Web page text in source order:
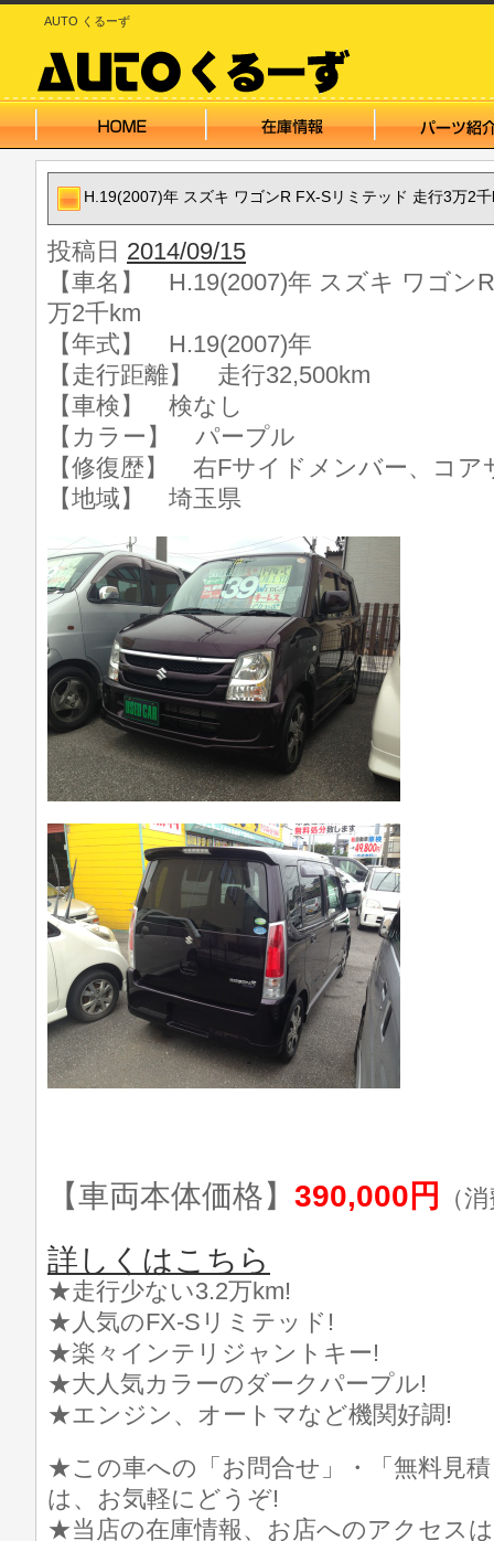
AUTO くるーず
H.19(2007)年 スズキ ワゴンR FX-Sリミテッド 走行3万2
投稿日 2014/09/15
【車名】 H.19(2007)年 スズキ ワゴン
万2千km
【年式】 H.19(2007)年
【走行距離】 走行32,500km
【車検】 検なし
【カラー】 パープル
【修復歴】 右Fサイドメンバー、コア
【地域】 埼玉県
【車両本体価格】 390,000円 （
詳しくはこちら
★走行少ない3.2万km!
★人気のFX-Sリミテッド!
★楽々インテリジャントキー!
★大人気カラーのダークパープル!
★エンジン、オートマなど機関好調!
★この車への「お問合せ」・「無料見
は、お気軽にどうぞ!
★当店の在庫情報、お店へのアクセス